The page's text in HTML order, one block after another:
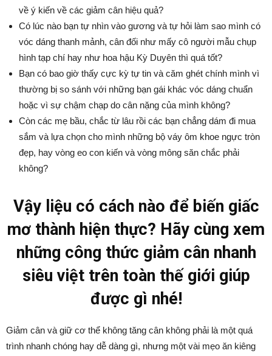
về ý kiến về các giảm cân hiệu quả?
Có lúc nào bạn tự nhìn vào gương và tự hỏi làm sao mình có
vóc dáng thanh mảnh, cân đối như mấy cô người mẫu chụp
hình tạp chí hay như hoa hậu Kỳ Duyên thì quá tốt?
Bạn có bao giờ thấy cực kỳ tự tin và căm ghét chính mình vì
thường bị so sánh với những bạn gái khác vóc dáng chuẩn
hoặc vì sự chậm chạp do cân nặng của mình không?
Còn các mẹ bầu, chắc từ lâu rồi các bạn chẳng dám đi mua
sắm và lựa chọn cho mình những bộ váy ôm khoe ngực tròn
đẹp, hay vòng eo con kiến và vòng mông săn chắc phải
không?
Vậy liệu có cách nào để biến giấc
mơ thành hiện thực? Hãy cùng xem
những công thức giảm cân nhanh
siêu việt trên toàn thế giới giúp
được gì nhé!
Giảm cân và giữ cơ thể không tăng cân không phải là một quá
trình nhanh chóng hay dễ dàng gì, nhưng một vài mẹo ăn kiêng